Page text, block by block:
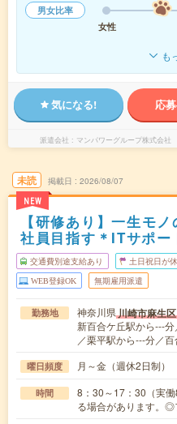
男女比率
女性
も
気になる! 応
派遣会社 マンパワーグループ株式会
未読
NEW
掲載日 2026/08/07
【研修あり】一生モ
社員目指す＊ITサポー
交通費別途支給あり 土日祝日が
WEB登録OK 無期雇用派遣
勤務地 神奈川県川崎市麻生区
新百合ケ丘駅から---
／栗平駅から---分／
曜日頻度 月～金（週休2日制）
時間
8：30～17：30（実
る場合があります。